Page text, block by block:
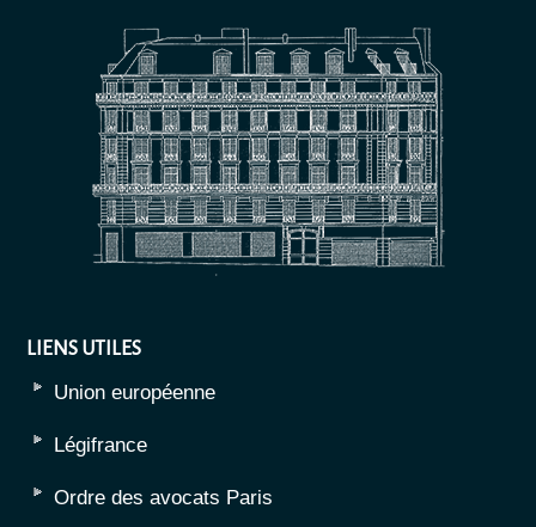
LIENS UTILES
Union européenne
Légifrance
Ordre des avocats Paris